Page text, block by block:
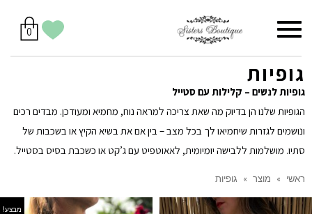
יש
לך
0מוצרים
בסל
הווישליסט
תפריט
גופיות
גופיות לנשים – קלילות עם סטייל
הגופיות שלנו הן בדיוק מה שאת צריכה למראה נוח, מחמיא ומעודכן. מבדים רכים
ונושמים לגזרות שיחמיאו לך בכל מצב – בין אם את בשיא הקיץ או בשכבות של
סתיו. מושלמות ללבישה יומיומית, לאאוטפיט עם ג’קט או כשכבת בסיס בסטייל.
ראשי » מוצר » גופיות
מבצע!